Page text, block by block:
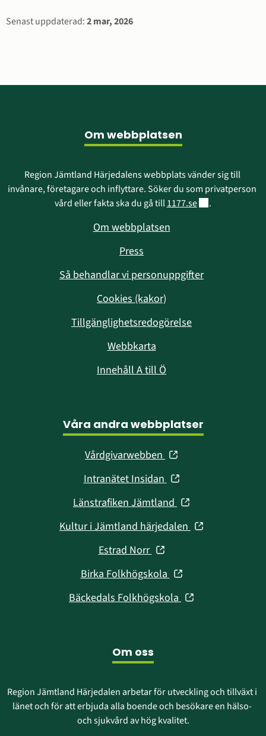
webbplats,
Sidinformation
Senast uppdaterad:2 mar, 2026
Om webbplatsen
Region Jämtland Härjedalens webbplats vänder sig till
invånare, företagare och inflyttare. Söker du som privatperson
vård eller fakta ska du gå till 1177.seLänk till annan
.
Om webbplatsen
Press
Så behandlar vi personuppgifter
Cookies (kakor)
Tillgänglighetsredogörelse
Webbkarta
Innehåll A till Ö
Våra andra webbplatser
Vårdgivarwebben (öppnas
nytt
fönster)
Intranätet Insidan (öppnas
nytt
fönster)
Länstrafiken Jämtland (öppnas
nytt
Kultur i Jämtland härjedalen (öppnas
Estrad Norr (öppnas
nytt
fönster)
Birka Folkhögskola (öppnas
nytt
Bäckedals Folkhögskola (öppnas
Om oss
Region Jämtland Härjedalen arbetar för utveckling och tillväxt i
länet och för att erbjuda alla boende och besökare en hälso-
och sjukvård av hög kvalitet.